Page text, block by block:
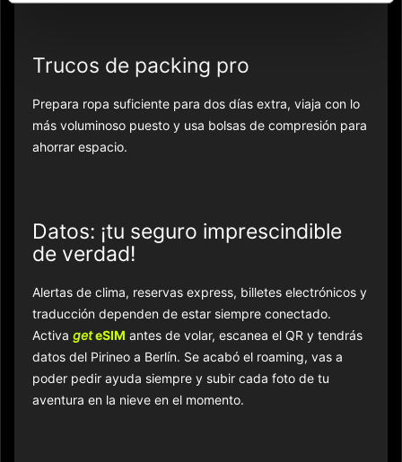
Trucos de packing pro
Prepara ropa suficiente para dos días extra, viaja con lo
más voluminoso puesto y usa bolsas de compresión para
ahorrar espacio.
Datos: ¡tu seguro imprescindible
de verdad!
Alertas de clima, reservas express, billetes electrónicos y
traducción dependen de estar siempre conectado.
Activa geteSIM antes de volar, escanea el QR y tendrás
datos del Pirineo a Berlín. Se acabó el roaming, vas a
poder pedir ayuda siempre y subir cada foto de tu
aventura en la nieve en el momento.